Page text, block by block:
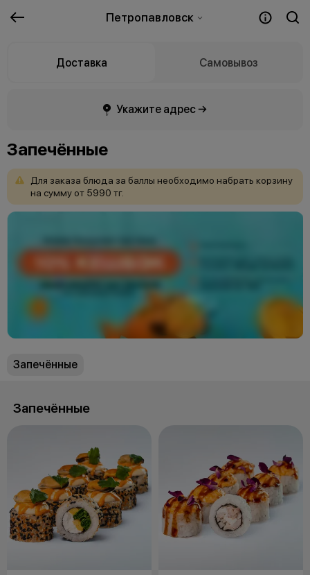
Петропавловск
Доставка Самовывоз
Укажите адрес →
Запечённые
Для заказа блюда за баллы необходимо набрать корзину
на сумму от 5990 тг.
Запечённые
Запечённые